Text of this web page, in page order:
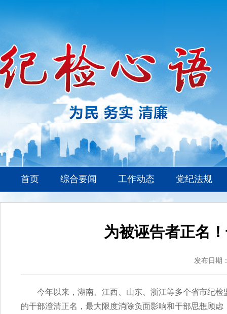
首页 综合要闻 工作动态 党纪法规
为被诬告者正名
发布日期
今年以来，湖南、江西、山东、浙江等多个省市纪
的干部澄清正名，最大限度消除负面影响和干部思想顾